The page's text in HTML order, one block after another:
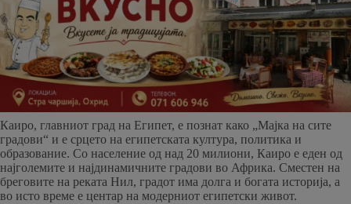
Каиро, главниот град на Египет, е познат како „Мајка на сите
градови“ и е срцето на египетската култура, политика и
образование. Со население од над 20 милиони, Каиро е еден од
најголемите и најдинамичните градови во Африка. Сместен на
бреговите на реката Нил, градот има долга и богата историја, а
во исто време е центар на модерниот египетски живот.